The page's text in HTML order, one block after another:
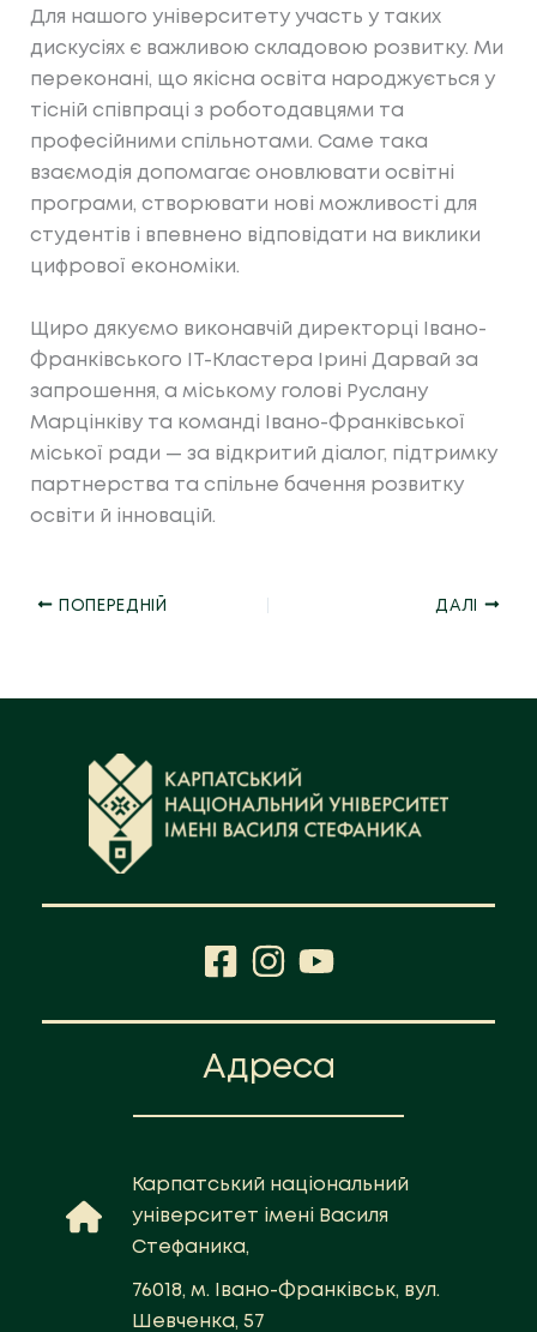
Для нашого університету участь у таких
дискусіях є важливою складовою розвитку. Ми
переконані, що якісна освіта народжується у
тісній співпраці з роботодавцями та
професійними спільнотами. Саме така
взаємодія допомагає оновлювати освітні
програми, створювати нові можливості для
студентів і впевнено відповідати на виклики
цифрової економіки.
Щиро дякуємо виконавчій директорці Івано-
Франківського ІТ-Кластера Ірині Дарвай за
запрошення, а міському голові Руслану
Марцінківу та команді Івано-Франківської
міської ради — за відкритий діалог, підтримку
партнерства та спільне бачення розвитку
освіти й інновацій.
ПОПЕРЕДНІЙ ДАЛІ
Адреса
Карпатський національний
університет імені Василя
Стефаника,
76018, м. Івано-Франківськ, вул.
Шевченка, 57